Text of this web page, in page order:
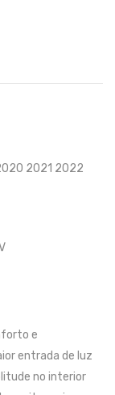
2021 2022
e
entrada de luz
no interior